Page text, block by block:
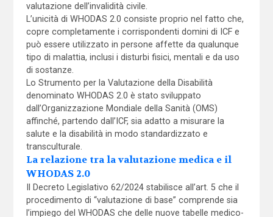
valutazione dell’invalidità civile.
L’unicità di WHODAS 2.0 consiste proprio nel fatto che,
copre completamente i corrispondenti domini di ICF e
può essere utilizzato in persone affette da qualunque
tipo di malattia, inclusi i disturbi fisici, mentali e da uso
di sostanze.
Lo Strumento per la Valutazione della Disabilità
denominato WHODAS 2.0 è stato sviluppato
dall’Organizzazione Mondiale della Sanità (OMS)
affinché, partendo dall’ICF, sia adatto a misurare la
salute e la disabilità in modo standardizzato e
transculturale.
La relazione tra la valutazione medica e il
WHODAS 2.0
Il Decreto Legislativo 62/2024 stabilisce all’art. 5 che il
procedimento di “valutazione di base” comprende sia
l’impiego del WHODAS che delle nuove tabelle medico-